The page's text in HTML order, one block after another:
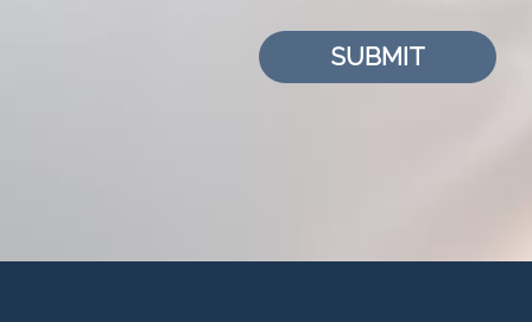
SUBMIT